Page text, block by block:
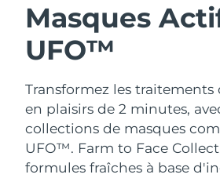
Masques
UFO™
Transformez les
en plaisirs de 2 minutes,
collections de masques
UFO™. Farm to Face
formules fraîches à base